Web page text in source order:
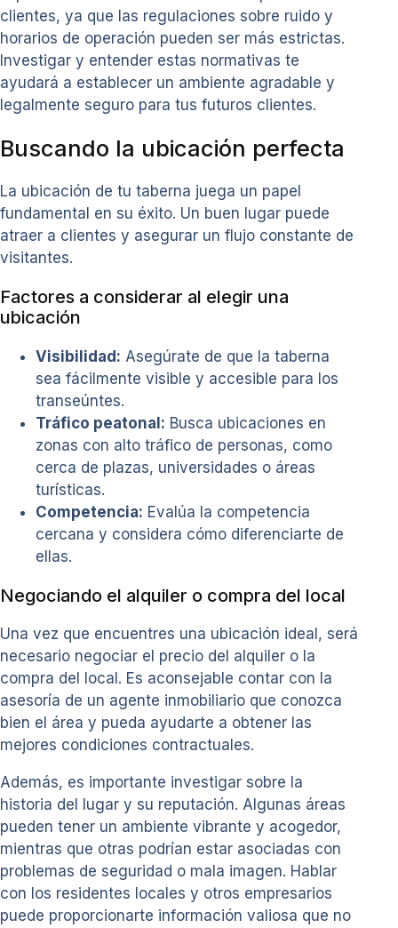
clientes, ya que las regulaciones sobre ruido y
horarios de operación pueden ser más estrictas.
Investigar y entender estas normativas te
ayudará a establecer un ambiente agradable y
legalmente seguro para tus futuros clientes.
Buscando la ubicación perfecta
La ubicación de tu taberna juega un papel
fundamental en su éxito. Un buen lugar puede
atraer a clientes y asegurar un flujo constante de
visitantes.
Factores a considerar al elegir una
ubicación
Visibilidad: Asegúrate de que la taberna
sea fácilmente visible y accesible para los
transeúntes.
Tráfico peatonal: Busca ubicaciones en
zonas con alto tráfico de personas, como
cerca de plazas, universidades o áreas
turísticas.
Competencia: Evalúa la competencia
cercana y considera cómo diferenciarte de
ellas.
Negociando el alquiler o compra del local
Una vez que encuentres una ubicación ideal, será
necesario negociar el precio del alquiler o la
compra del local. Es aconsejable contar con la
asesoría de un agente inmobiliario que conozca
bien el área y pueda ayudarte a obtener las
mejores condiciones contractuales.
Además, es importante investigar sobre la
historia del lugar y su reputación. Algunas áreas
pueden tener un ambiente vibrante y acogedor,
mientras que otras podrían estar asociadas con
problemas de seguridad o mala imagen. Hablar
con los residentes locales y otros empresarios
puede proporcionarte información valiosa que no